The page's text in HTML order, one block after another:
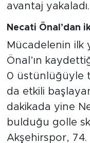
avantaj yakaladı.
Necati Önal’dan
Mücadelenin ilk
Önal’ın
0 üstünlüğüyle
da etkili
dakikada yine
bulduğu golle
Akşehirspor, 74.